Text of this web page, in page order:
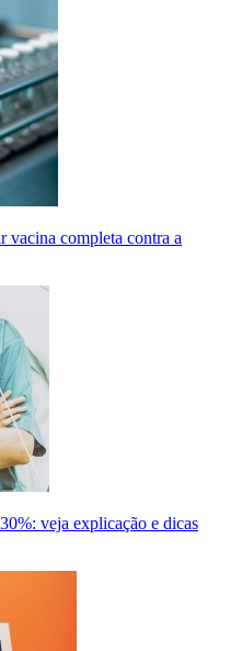
vacina completa contra a
veja explicação e dicas